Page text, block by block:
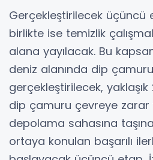
Gerçekleştirilecek üçüncü
birlikte ise temizlik
alana yayılacak. Bu
deniz alanında dip
gerçekleştirilecek,
dip çamuru çevreye zarar
depolama sahasına
ortaya konulan başarılı